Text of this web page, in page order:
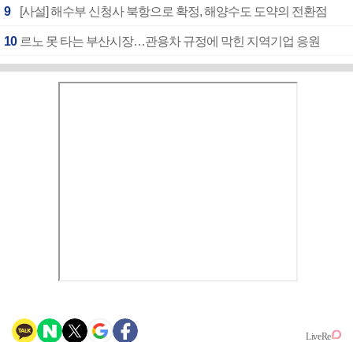
9 [사설] 해수부 신청사 북항으로 확정, 해양수도 도약의 전환점
10 르노 못 타는 부산시장…관용차 규정에 막힌 지역기업 응원